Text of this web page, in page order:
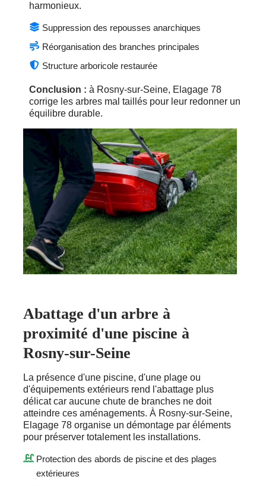
harmonieux.
Suppression des repousses anarchiques
Réorganisation des branches principales
Structure arboricole restaurée
Conclusion : à Rosny-sur-Seine, Elagage 78
corrige les arbres mal taillés pour leur redonner un
équilibre durable.
Abattage d'un arbre à
proximité d'une piscine à
Rosny-sur-Seine
La présence d'une piscine, d'une plage ou
d'équipements extérieurs rend l'abattage plus
délicat car aucune chute de branches ne doit
atteindre ces aménagements. À Rosny-sur-Seine,
Elagage 78 organise un démontage par éléments
pour préserver totalement les installations.
Protection des abords de piscine et des plages
extérieures